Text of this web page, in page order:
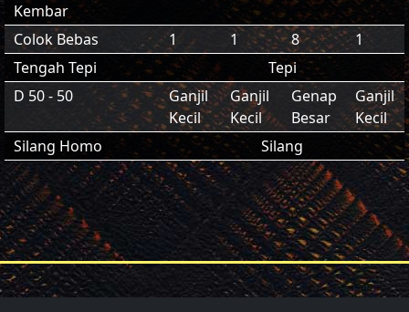
Kembar
Colok Bebas 1 1 8
1
Tengah Tepi
Tepi
D 50 - 50
Ganjil
Kecil
Ganjil
Kecil
Genap
Besar
Ganjil
Kecil
Silang Homo
Silang